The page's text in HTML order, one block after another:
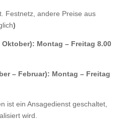
Festnetz, andere Preise aus
)
Montag – Freitag 8.00
– Februar): Montag – Freitag
ist ein Ansagedienst geschaltet,
wird.